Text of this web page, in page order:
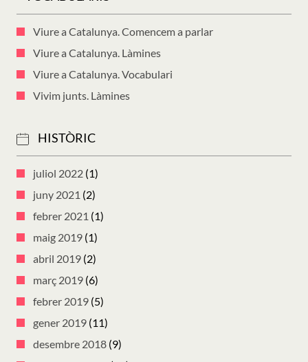
Viure a Catalunya. Comencem a parlar
Viure a Catalunya. Làmines
Viure a Catalunya. Vocabulari
Vivim junts. Làmines
HISTÒRIC
juliol 2022 (1)
juny 2021 (2)
febrer 2021 (1)
maig 2019 (1)
abril 2019 (2)
març 2019 (6)
febrer 2019 (5)
gener 2019 (11)
desembre 2018 (9)